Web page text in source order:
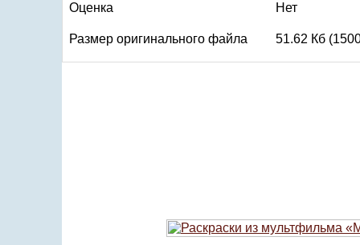
Оценка Нет
Размер оригинального файла 51.62 Кб